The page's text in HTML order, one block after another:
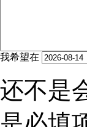
我希望在
还不是